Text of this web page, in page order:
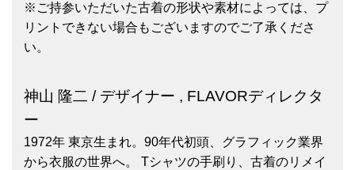
※ご持参いただいた古着の形状や素材によっては、プ
リントできない場合もございますのでご了承くださ
い。
神山 隆二 / デザイナー , FLAVORディレクタ
ー
1972年 東京生まれ。90年代初頭、グラフィック業界
から衣服の世界へ。 Tシャツの手刷り、古着のリメイ